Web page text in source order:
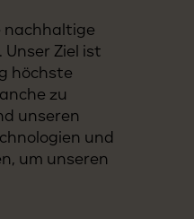
nachhaltige
Ziel ist
höchste
zu
unseren
und
um unseren